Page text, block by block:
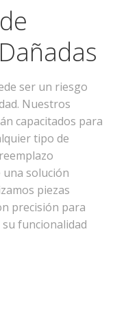
ser un riesgo
Nuestros
capacitados para
tipo de
solución
piezas
precisión para
funcionalidad